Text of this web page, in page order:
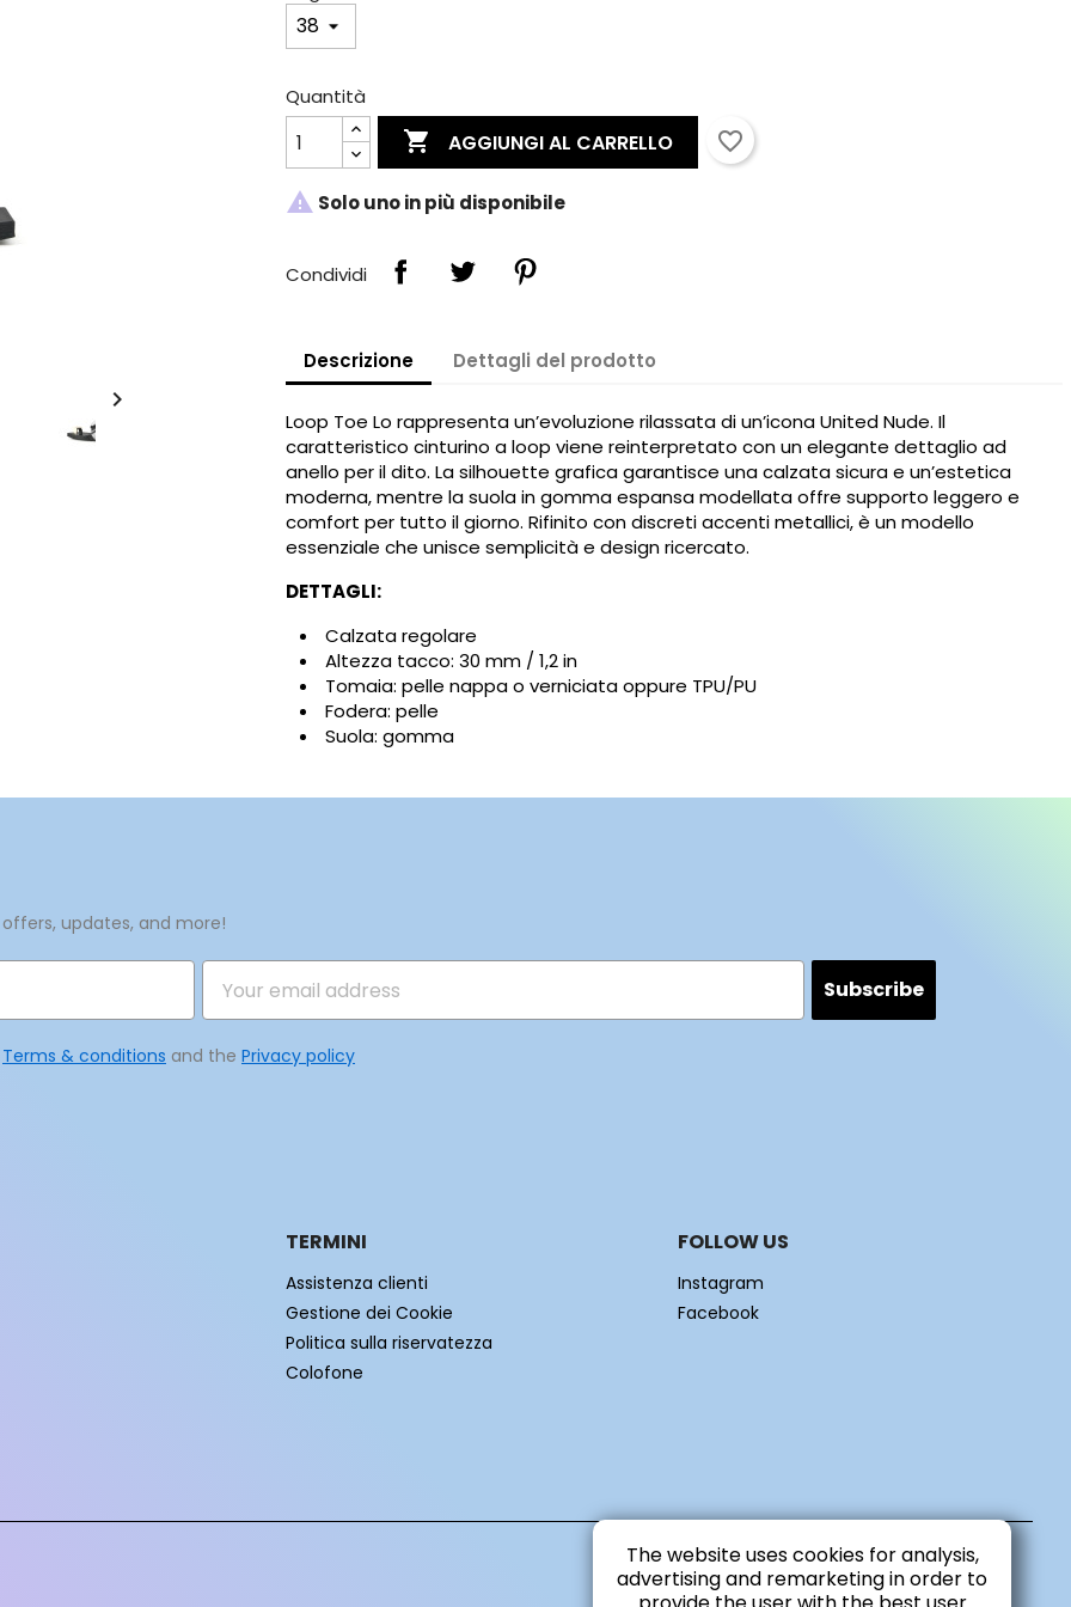
×
Crea lista dei desideri
×
avere effettuato l'accesso per salvare dei prodotti nella tua lista
Annulla

Quantità
 AGGIUNGI AL CARRELLO favorite_border
 Solo uno in più disponibile
Condividi
Descrizione Dettagli del prodotto
Loop Toe Lo rappresenta un’evoluzione rilassata di un’icona United Nude. Il
caratteristico cinturino a loop viene reinterpretato con un elegante dettaglio ad
anello per il dito. La silhouette grafica garantisce una calzata sicura e un’estetica
moderna, mentre la suola in gomma espansa modellata offre supporto leggero e
comfort per tutto il giorno. Rifinito con discreti accenti metallici, è un modello
essenziale che unisce semplicità e design ricercato.
DETTAGLI:
Calzata regolare
Altezza tacco: 30 mm / 1,2 in
Tomaia: pelle nappa o verniciata oppure TPU/PU
Fodera: pelle
Suola: gomma
updates, and more!
Subscribe
Terms & conditions and the Privacy policy
TERMINI
Assistenza clienti
Gestione dei Cookie
Politica sulla riservatezza
Colofone
FOLLOW US
Instagram
Facebook
The website uses cookies for analysis,
advertising and remarketing in order to